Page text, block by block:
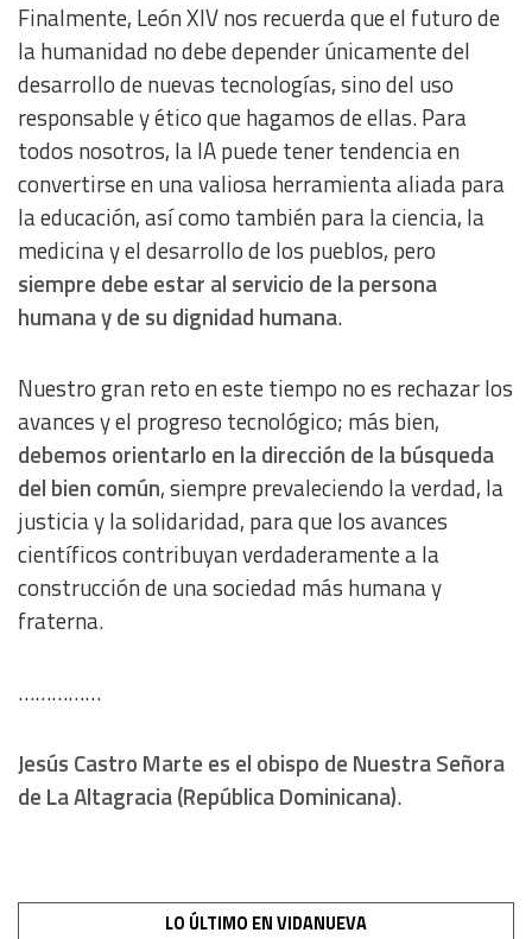
Finalmente, León XIV nos recuerda que el futuro de
la humanidad no debe depender únicamente del
desarrollo de nuevas tecnologías, sino del uso
responsable y ético que hagamos de ellas. Para
todos nosotros, la IA puede tener tendencia en
convertirse en una valiosa herramienta aliada para
la educación, así como también para la ciencia, la
medicina y el desarrollo de los pueblos, pero
siempre debe estar al servicio de la persona
humana y de su dignidad humana.
Nuestro gran reto en este tiempo no es rechazar los
avances y el progreso tecnológico; más bien,
debemos orientarlo en la dirección de la búsqueda
del bien común, siempre prevaleciendo la verdad, la
justicia y la solidaridad, para que los avances
científicos contribuyan verdaderamente a la
construcción de una sociedad más humana y
fraterna.
……………
Jesús Castro Marte es el obispo de Nuestra Señora
de La Altagracia (República Dominicana).
LO ÚLTIMO EN VIDANUEVA